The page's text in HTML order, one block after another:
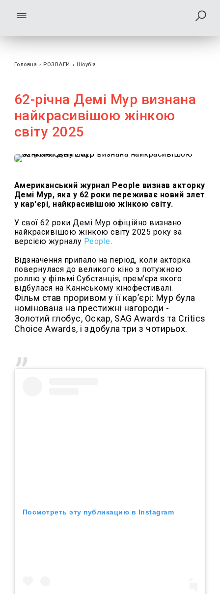
Головна › РОЗВАГИ › Шоубiз
62-річна Демі Мур визнана
найкрасивішою жінкою
світу 2025
Американський журнал People визнав акторку
Демі Мур, яка у 62 роки переживає новий злет
у кар'єрі, найкрасивішою жінкою світу.
У свої 62 роки Демі Мур офіційно визнано
найкрасивішою жінкою світу 2025 року за
версією журналу People.
Відзначення припало на період, коли акторка
повернулася до великого кіно з потужною
роллю у фільмі Субстанція, прем'єра якого
відбулася на Каннському кінофестивалі.
Фільм став проривом у її карʼєрі: Мур була
номінована на престижні нагороди -
Золотий глобус, Оскар, SAG Awards та Critics
Choice Awards, і здобула три з чотирьох.
Посмотреть эту публикацию в Instagram